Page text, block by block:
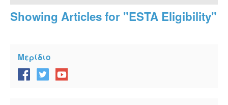
Αρχική Σελίδα
Τι είναι η άδεια ESTA;
VWP
Showing Articles for "ESTA Eligibility"
Μερίδιο